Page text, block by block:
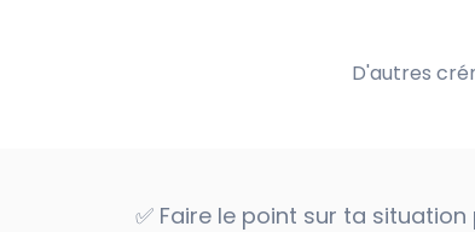
D'autres
✅ Faire le point sur ta